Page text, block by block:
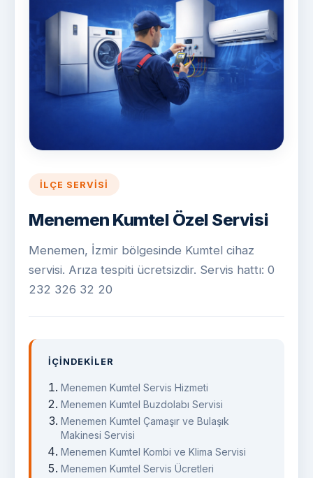
İLÇE SERVISI
Menemen Kumtel Özel Servisi
Menemen, İzmir bölgesinde Kumtel cihaz
servisi. Arıza tespiti ücretsizdir. Servis hattı: 0
232 326 32 20
İÇINDEKILER
Menemen Kumtel Servis Hizmeti
Menemen Kumtel Buzdolabı Servisi
Menemen Kumtel Çamaşır ve Bulaşık
Makinesi Servisi
Menemen Kumtel Kombi ve Klima Servisi
Menemen Kumtel Servis Ücretleri